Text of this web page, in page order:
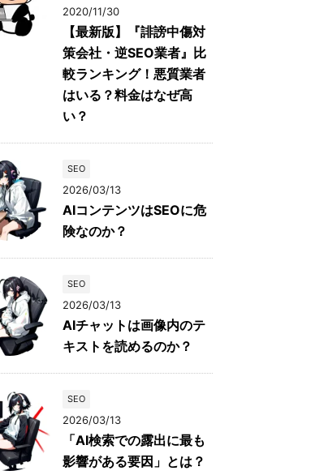
2020/11/30
【最新版】『誹謗中傷対
策会社・逆SEO業者』比
較ランキング！悪質業者
はいる？料金はなぜ高
い？
SEO
2026/03/13
AIコンテンツはSEOに危
険なのか？
SEO
2026/03/13
AIチャットは画像内のテ
キストを読めるのか？
SEO
2026/03/13
「AI検索での露出に最も
影響がある要因」とは？